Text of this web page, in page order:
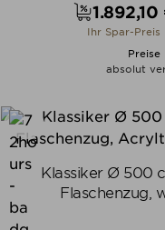
Preis
1.892,10
Ihr Spar-Preis
Preise
absolut
Klassiker Ø 500
Flaschenzug,